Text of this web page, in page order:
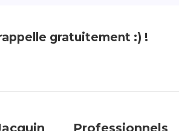
gratuitement :) !